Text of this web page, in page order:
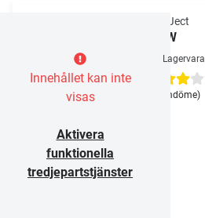
Innehållet kan inte
visas
Aktivera
funktionella
tredjepartstjänster
Pro-Ject
T2 W
Lagervara
(1 omdöme)